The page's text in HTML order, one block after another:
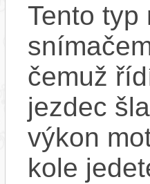
Tento typ
čemuž
jezdec
výkon
kole